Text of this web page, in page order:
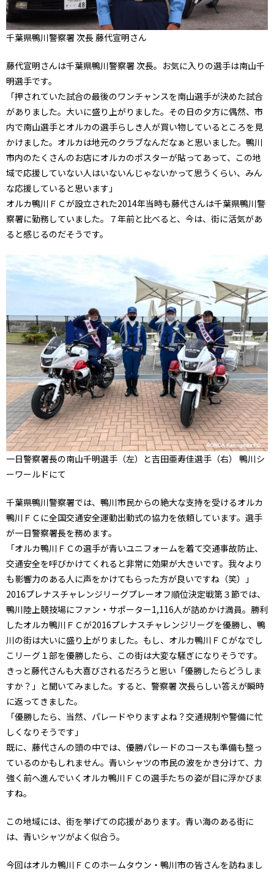
千葉県鴨川警察署 次長 藤代宣明さん
藤代宣明さんは千葉県鴨川警察署 次長。お気に入りの選手は南山千
明選手です。
「押されていた試合の最後のワンチャンスを南山選手が決めた試合
がありました。大いに盛り上がりました。その日の夕方に偶然、市
内で南山選手とオルカの選手らしき人が買い物しているところを見
かけました。オルカは地元のクラブなんだなぁと思いました。鴨川
市内のたくさんのお店にオルカのポスターが貼ってあって、この地
域で応援していない人はいないんじゃないかって思うくらい、みん
な応援していると思います」
オルカ鴨川ＦＣが設立された2014年当時も藤代さんは千葉県鴨川警
察署に勤務していました。７年前と比べると、今は、街に活気があ
ると感じるのだそうです。
一日警察署長の南山千明選手（左）と吉田亜寿佳選手（右） 鴨川シ
ーワールドにて
千葉県鴨川警察署では、鴨川市民からの絶大な支持を受けるオルカ
鴨川ＦＣに全国交通安全運動出動式の協力を依頼しています。選手
が一日警察署長を務めます。
「オルカ鴨川ＦＣの選手が青いユニフォームを着て交通事故防止、
交通安全を呼びかけてくれると非常に効果が大きいです。我々より
も影響力のある人に声をかけてもらった方が良いですね（笑）」
2016プレナスチャレンジリーグプレーオフ順位決定戦第３節では、
鴨川陸上競技場にファン・サポーター1,116人が詰めかけ満員。勝利
したオルカ鴨川ＦＣが2016プレナスチャレンジリーグを優勝し、鴨
川の街は大いに盛り上がりました。もし、オルカ鴨川ＦＣがなでし
こリーグ１部を優勝したら、この街は大変な騒ぎになりそうです。
きっと藤代さんも大喜びされるだろうと思い「優勝したらどうしま
すか？」と聞いてみました。すると、警察署 次長らしい答えが瞬時
に返ってきました。
「優勝したら、当然、パレードやりますよね？交通規制や警備に忙
しくなりそうです」
既に、藤代さんの頭の中では、優勝パレードのコースも準備も整っ
ているのかもしれません。青いシャツの市民の波をかき分けて、力
強く前へ進んでいくオルカ鴨川ＦＣの選手たちの姿が目に浮かびま
すね。
この地域には、街を挙げての応援があります。青い海のある街に
は、青いシャツがよく似合う。
今回はオルカ鴨川ＦＣのホームタウン・鴨川市の皆さんを訪ねまし